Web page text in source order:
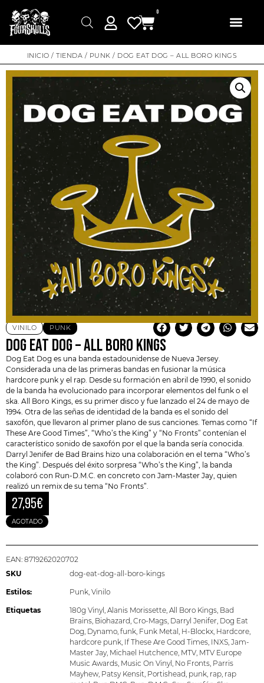
0
INICIO /TIENDA / PUNK / DOG EAT DOG – ALL BORO KINGS
VINILO PUNK
DOG EAT DOG – ALL BORO KINGS
Dog Eat Dog es una banda estadounidense de Nueva Jersey.
Considerada una de las primeras bandas en fusionar la música
hardcore punk y el rap. Desde su formación en abril de 1990, el sonido
de la banda ha evolucionado para incorporar elementos del funk o el
ska. All Boro Kings, es su primer disco y fue lanzado el 24 de mayo de
1994. Otra de las señas de identidad de la banda es el sonido del
saxofón, que llevaron al primer plano de sus canciones. Temas como “If
These Are Good Times”, “Who’s the King” y “No Fronts” contenían el
característico sonido de saxofón por el que la banda sería conocida.
Darryl Jenifer de Bad Brains hizo una colaboración en el tema “Who’s
the King”. Después del éxito sorpresa “Who’s the King”, la banda
colaboró ​​con Run-D.M.C. en concreto con Jam-Master Jay , quien
realizó un remix de su tema “No Fronts”.
27,95€
AGOTADO
EAN: 8719262020702
SKU
dog-eat-dog-all-boro-kings
Estilos: Punk, Vinilo
Etiquetas 180g Vinyl, Alanis Morissette, All Boro Kings, Bad
Brains, Biohazard, Cro-Mags, Darryl Jenifer, Dog Eat
Dog, Dynamo, funk, Funk Metal , H-Blockx, Hardcore,
hardcore punk, If These Are Good Times, INXS, Jam-
Master Jay, Michael Hutchence, MTV, MTV Europe
Music Awards, Music On Vinyl, No Fronts, Parris
Mayhew, Patsy Kensit, Portishead, punk, rap, rap